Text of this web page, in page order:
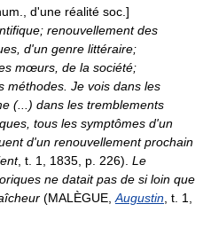
d'une réalité soc.]
renouvellement des
d'un genre littéraire;
mœurs, de la société;
méthodes. Je vois dans les
(...) dans les tremblements
tous les symptômes d'un
d'un renouvellement prochain
, t. 1, 1835, p. 226). Le
ne datait pas de si loin que
(MALÈGUE, Augustin , t. 1,